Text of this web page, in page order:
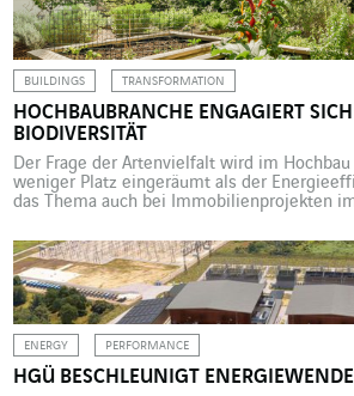
insgesamt 188 jeweils 90 Meter hohen
von Juni 2023 bis April 2024 […]
BUILDINGS TRANSFORMATION
HOCHBAUBRANCHE ENGAGIERT
BIODIVERSITÄT
Der Frage der Artenvielfalt wird im
weniger Platz eingeräumt als der
das Thema auch bei Immobilienprojekten
neben Zertifizierungen und Vorschriften zu
Maßnahmen. Verringerung der
Flora, Wiederherstellung gestörter
tiefgreifender Veränderungen, um […]
ENERGY PERFORMANCE
HGÜ BESCHLEUNIGT ENERGIEWENDE